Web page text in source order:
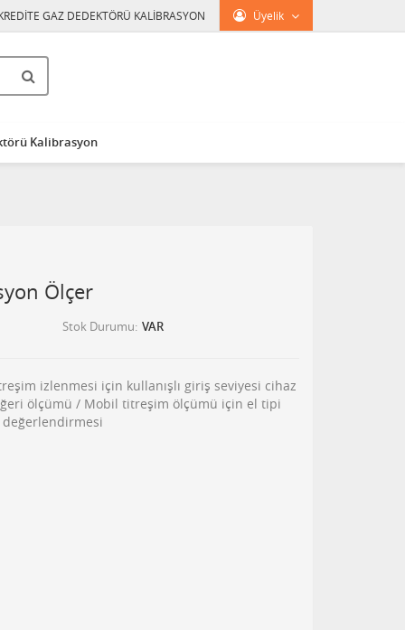
Üyelik
GAZ DEDEKTÖRÜ KALİBRASYON
Kalibrasyon
Ölçer
Stok Durumu VAR
izlenmesi için kullanışlı giriş seviyesi cihaz
ölçümü / Mobil titreşim ölçümü için el tipi
değerlendirmesi